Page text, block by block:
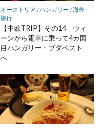
オーストリア /ハンガリー /海外
旅行
【中欧TRIP】その14 ウィ
ーンから電車に乗って4カ国
目ハンガリー・ブダペスト
へ